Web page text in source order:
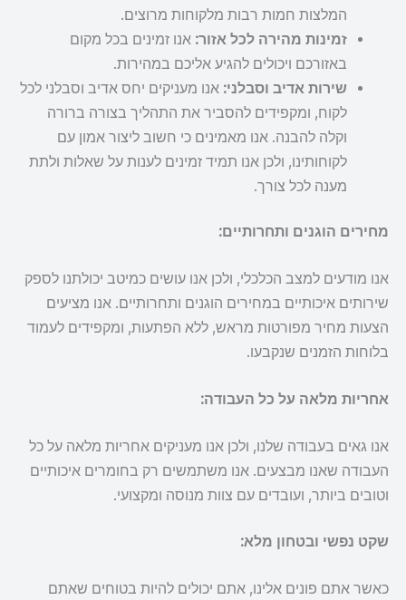
המלצות חמות רבות מלקוחות מרוצים.
זמינות מהירה לכל אזור: אנו זמינים בכל מקום
באזורכם ויכולים להגיע אליכם במהירות.
שירות אדיב וסבלני: אנו מעניקים יחס אדיב וסבלני לכל
לקוח, ומקפידים להסביר את התהליך בצורה ברורה
וקלה להבנה. אנו מאמינים כי חשוב ליצור אמון עם
לקוחותינו, ולכן אנו תמיד זמינים לענות על שאלות ולתת
מענה לכל צורך.
מחירים הוגנים ותחרותיים:
אנו מודעים למצב הכלכלי, ולכן אנו עושים כמיטב יכולתנו לספק
שירותים איכותיים במחירים הוגנים ותחרותיים. אנו מציעים
הצעות מחיר מפורטות מראש, ללא הפתעות, ומקפידים לעמוד
בלוחות הזמנים שנקבעו.
אחריות מלאה על כל העבודה:
אנו גאים בעבודה שלנו, ולכן אנו מעניקים אחריות מלאה על כל
העבודה שאנו מבצעים. אנו משתמשים רק בחומרים איכותיים
וטובים ביותר, ועובדים עם צוות מנוסה ומקצועי.
שקט נפשי ובטחון מלא:
כאשר אתם פונים אלינו, אתם יכולים להיות בטוחים שאתם